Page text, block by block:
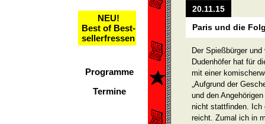
NEU!
Best of Best-
sellerfressen
Programme
Termine
20.11.15
Paris und die
Der Spießbürger
Dudenhöfer hat für
mit einer
„Aufgrund der
und den
nicht stattfinden. Ich
reicht. Zumal ich in